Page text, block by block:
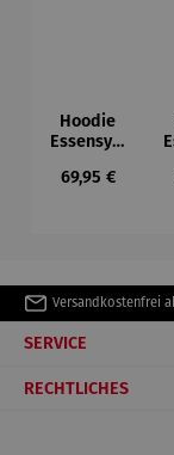
Hoodie
Essensym
Regulärer
69,95 €
Versandkostenfrei
SERVICE
RECHTLICHES